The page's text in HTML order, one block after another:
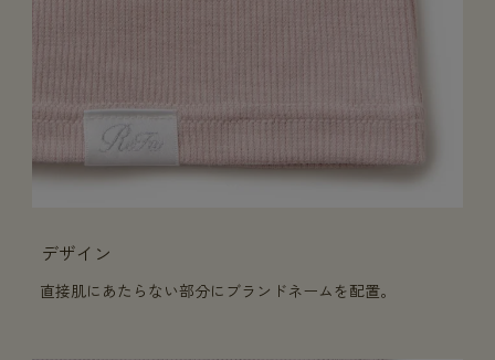
デザイン
直接肌にあたらない部分にブランドネームを配置。